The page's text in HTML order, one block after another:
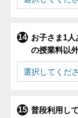
お子さま1
の授業料以
普段利用し